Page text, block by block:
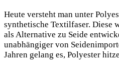
Heute versteht man unter
synthetische Textilfaser. Diese
als Alternative zu Seide
unabhängiger von
Jahren gelang es, Polyester